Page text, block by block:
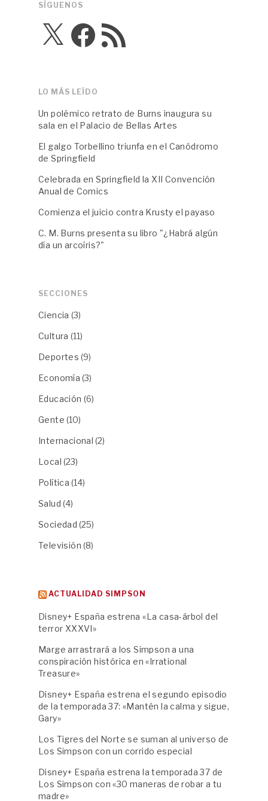
SÍGUENOS
X FacebookFeed
RSS
LO MÁS LEÍDO
Un polémico retrato de Burns inaugura su
sala en el Palacio de Bellas Artes
El galgo Torbellino triunfa en el Canódromo
de Springfield
Celebrada en Springfield la XII Convención
Anual de Comics
Comienza el juicio contra Krusty el payaso
C. M. Burns presenta su libro "¿Habrá algún
día un arcoíris?"
SECCIONES
Ciencia (3)
Cultura (11)
Deportes (9)
Economía (3)
Educación (6)
Gente (10)
Internacional (2)
Local (23)
Política (14)
Salud (4)
Sociedad (25)
Televisión (8)
ACTUALIDAD SIMPSON
Disney+ España estrena «La casa-árbol del
terror XXXVI»
Marge arrastrará a los Simpson a una
conspiración histórica en «Irrational
Treasure»
Disney+ España estrena el segundo episodio
de la temporada 37: «Mantén la calma y sigue,
Gary»
Los Tigres del Norte se suman al universo de
Los Simpson con un corrido especial
Disney+ España estrena la temporada 37 de
Los Simpson con «30 maneras de robar a tu
madre»